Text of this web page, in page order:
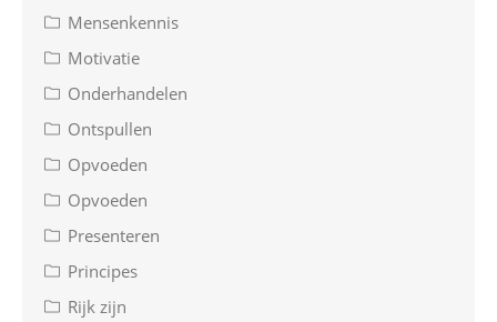
Mensenkennis
Motivatie
Onderhandelen
Ontspullen
Opvoeden
Opvoeden
Presenteren
Principes
Rijk zijn